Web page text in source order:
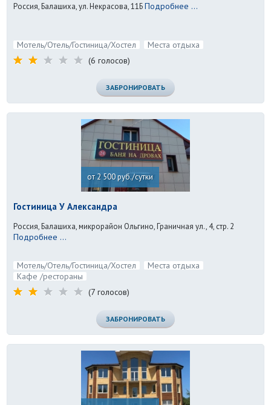
Россия, Балашиха, ул. Некрасова, 11БПодробнее ...
Мотель/Отель/Гостиница/Хостел
Места отдыха
(6 голосов)
ЗАБРОНИРОВАТЬ
от 2 500 руб./сутки
Гостиница У Александра
Россия, Балашиха, микрорайон Ольгино, Граничная ул., 4, стр. 2
Подробнее ...
Мотель/Отель/Гостиница/Хостел
Места отдыха
Кафе /рестораны
(7 голосов)
ЗАБРОНИРОВАТЬ